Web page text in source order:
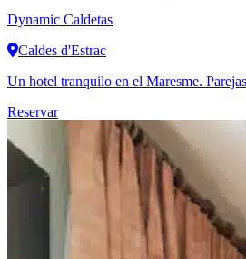
Dynamic Caldetas
Caldes d'Estrac
Un hotel tranquilo en el Maresme.
Reservar